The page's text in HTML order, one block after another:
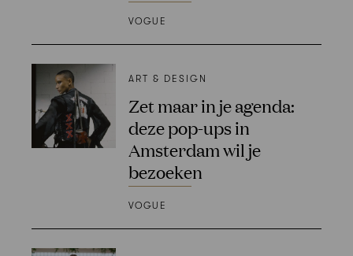
VOGUE
ART & DESIGN
Zet maar in je agenda:
deze pop-ups in
Amsterdam wil je
bezoeken
VOGUE